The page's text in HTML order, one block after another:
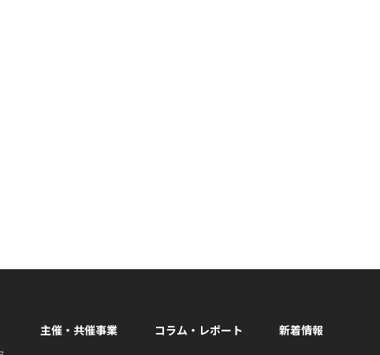
主催・共催事業 コラム・レポート 新着情報